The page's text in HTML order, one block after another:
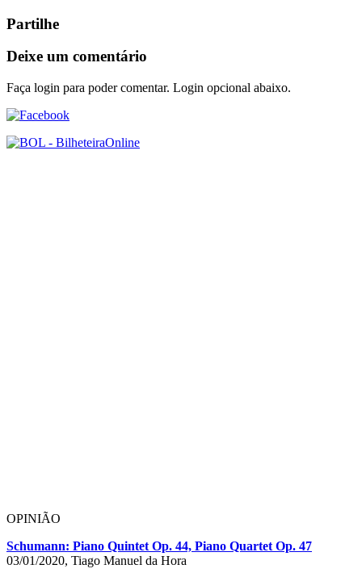
Partilhe
Deixe um comentário
Faça login para poder comentar. Login opcional abaixo.
OPINIÃO
Schumann: Piano Quintet Op. 44, Piano Quartet Op. 47
03/01/2020, Tiago Manuel da Hora